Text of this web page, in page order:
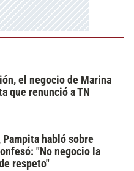
el negocio de Marina
que renunció a TN
Pampita habló sobre
"No negocio la
respeto"